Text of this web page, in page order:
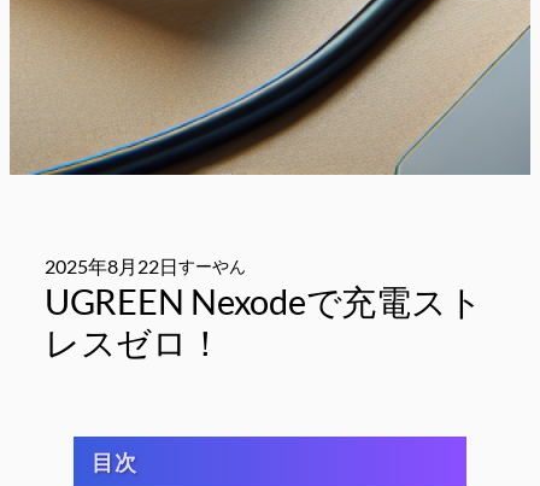
2025年8月22日すーやん
UGREEN Nexodeで充電スト
レスゼロ！
目次